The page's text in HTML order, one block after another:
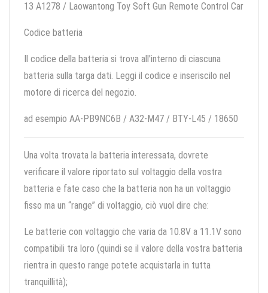
13 A1278 / Laowantong Toy Soft Gun Remote Control Car
Codice batteria
Il codice della batteria si trova all'interno di ciascuna
batteria sulla targa dati. Leggi il codice e inseriscilo nel
motore di ricerca del negozio.
ad esempio AA-PB9NC6B / A32-M47 / BTY-L45 / 18650
Una volta trovata la batteria interessata, dovrete
verificare il valore riportato sul voltaggio della vostra
batteria e fate caso che la batteria non ha un voltaggio
fisso ma un “range” di voltaggio, ciò vuol dire che:
Le batterie con voltaggio che varia da 10.8V a 11.1V sono
compatibili tra loro (quindi se il valore della vostra batteria
rientra in questo range potete acquistarla in tutta
tranquillità);